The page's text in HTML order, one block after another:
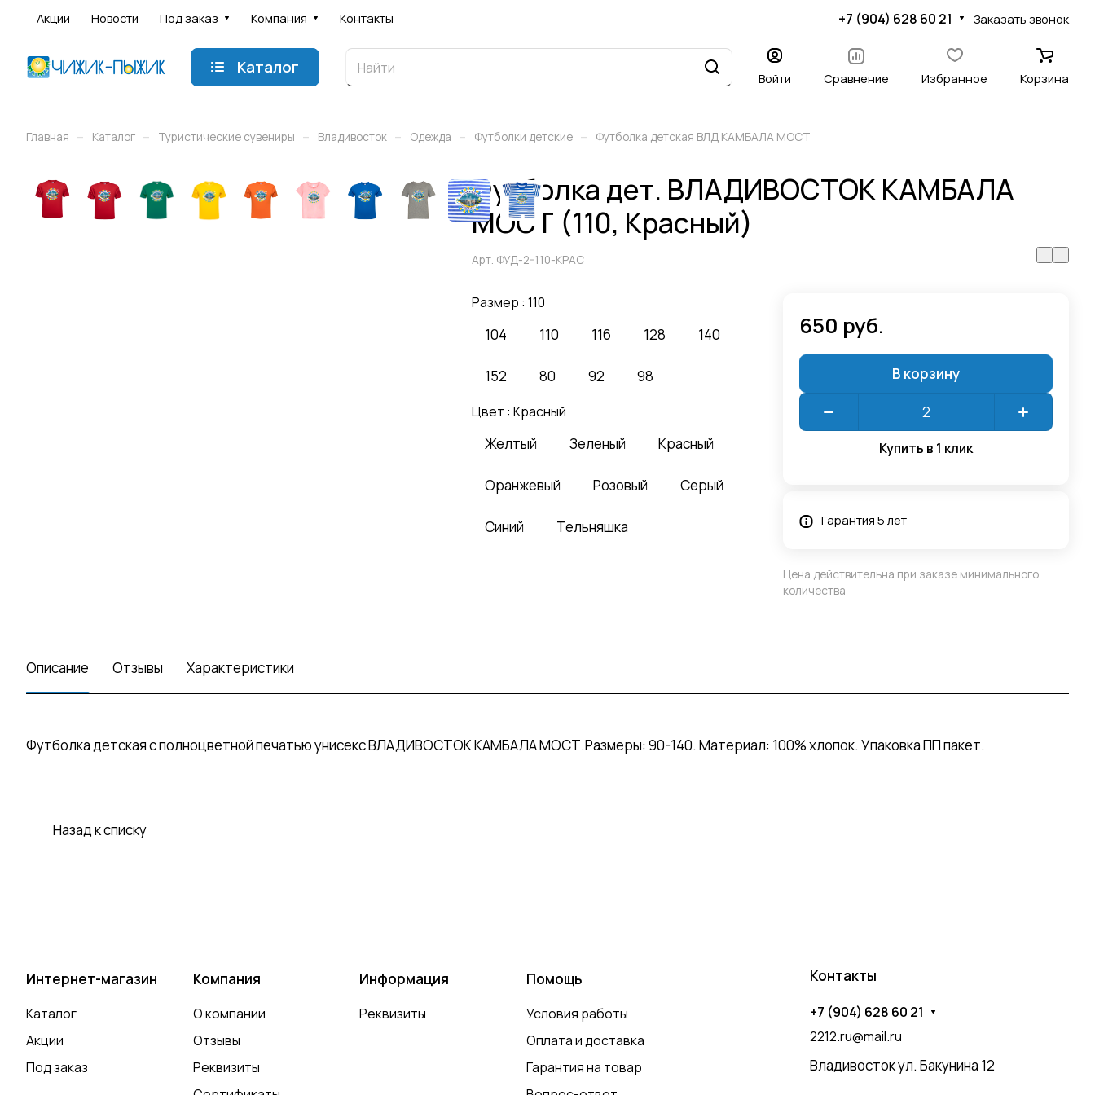
Акции Новости Под заказ Компания Контакты +7 (904) 628 60 21 Заказать звонок
Каталог
Войти Сравнение Избранное Корзина
Главная – Каталог – Туристические сувениры – Владивосток – Одежда – Футболки детские – Футболка детская ВЛД КАМБАЛА МОСТ
Футболка дет. ВЛАДИВОСТОК КАМБАЛА
МОСТ (110, Красный)
Арт. ФУД-2-110-КРАС
Размер : 110
104 110 116 128 140
152 80 92 98
Цвет : Красный
Желтый Зеленый Красный
Оранжевый Розовый Серый
Синий Тельняшка
650 руб.
В корзину
Купить в 1 клик
Гарантия 5 лет
Цена действительна при заказе минимального
количества
Описание Отзывы Характеристики
Футболка детская с полноцветной печатью унисекс ВЛАДИВОСТОК КАМБАЛА МОСТ.Размеры: 90-140. Материал: 100% хлопок. Упаковка ПП пакет.
Назад к списку
Интернет-магазин
Каталог
Акции
Под заказ
Компания
О компании
Отзывы
Реквизиты
Информация
Реквизиты
Помощь
Условия работы
Оплата и доставка
Гарантия на товар
Контакты
+7 (904) 628 60 21
2212.ru@mail.ru
Владивосток ул. Бакунина 12